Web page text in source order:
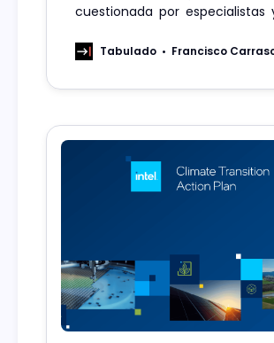
cuestionada por especialistas
en la medida que mejora y se
utilidad.
Tabulado Francisco